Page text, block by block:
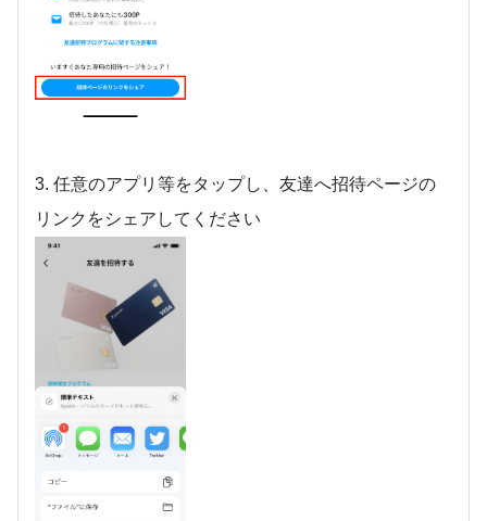
3. 任意のアプリ等をタップし、友達へ招待ページの
リンクをシェアしてください